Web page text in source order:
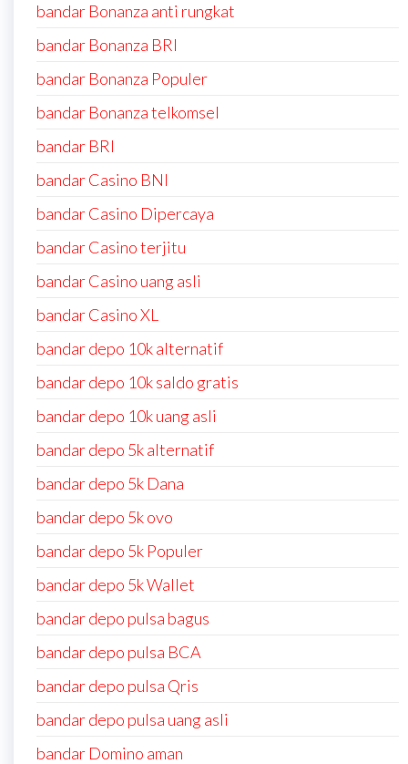
bandar Bonanza anti rungkat
bandar Bonanza BRI
bandar Bonanza Populer
bandar Bonanza telkomsel
bandar BRI
bandar Casino BNI
bandar Casino Dipercaya
bandar Casino terjitu
bandar Casino uang asli
bandar Casino XL
bandar depo 10k alternatif
bandar depo 10k saldo gratis
bandar depo 10k uang asli
bandar depo 5k alternatif
bandar depo 5k Dana
bandar depo 5k ovo
bandar depo 5k Populer
bandar depo 5k Wallet
bandar depo pulsa bagus
bandar depo pulsa BCA
bandar depo pulsa Qris
bandar depo pulsa uang asli
bandar Domino aman